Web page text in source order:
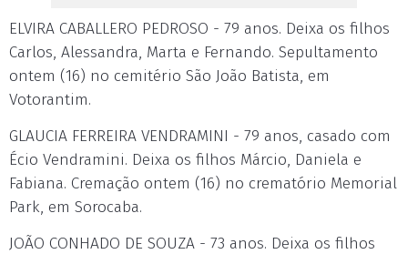
ELVIRA CABALLERO PEDROSO - 79 anos. Deixa os filhos
Carlos, Alessandra, Marta e Fernando. Sepultamento
ontem (16) no cemitério São João Batista, em
Votorantim.
GLAUCIA FERREIRA VENDRAMINI - 79 anos, casado com
Écio Vendramini. Deixa os filhos Márcio, Daniela e
Fabiana. Cremação ontem (16) no crematório Memorial
Park, em Sorocaba.
JOÃO CONHADO DE SOUZA - 73 anos. Deixa os filhos